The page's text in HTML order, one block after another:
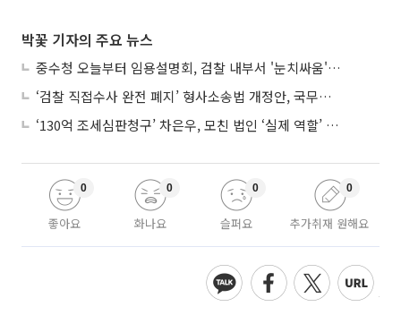
박꽃 기자의 주요 뉴스
중수청 오늘부터 임용설명회, 검찰 내부서 '눈치싸움' 기류변화도
‘검찰 직접수사 완전 폐지’ 형사소송법 개정안, 국무회의 통과
‘130억 조세심판청구’ 차은우, 모친 법인 ‘실제 역할’ 다툴 듯
좋아요
0
화나요
0
슬퍼요
0
추가취재 원해요
0